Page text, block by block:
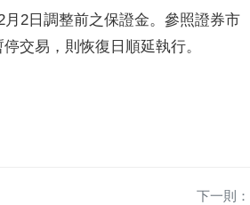
2日調整前之保證金。參照證券市
交易，則恢復日順延執行。
下一則：